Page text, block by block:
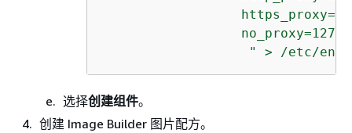
" > /etc/
选择创建组件。
创建 Image Builder 图片配方。